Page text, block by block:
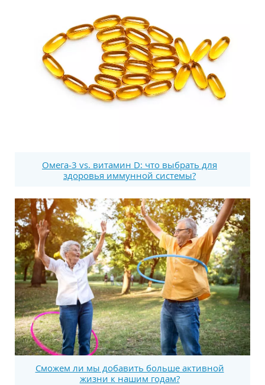
Омега-3 vs. витамин D: что выбрать для
здоровья иммунной системы?
Сможем ли мы добавить больше активной
жизни к нашим годам?